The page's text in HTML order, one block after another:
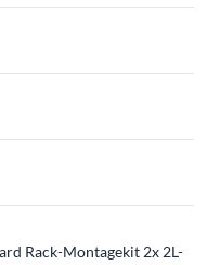
Rack-Montagekit 2x 2L-